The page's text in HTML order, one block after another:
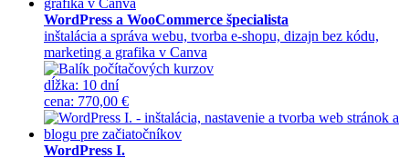
WordPress a WooCommerce špecialista
inštalácia a správa webu, tvorba e-shopu, dizajn bez kódu,
marketing a grafika v Canva
dĺžka: 10 dní
cena: 770,00 €
WordPress I.